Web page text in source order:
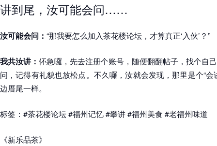
讲到尾，汝可能会问……
汝可能会问： “那我要怎么加入茶花楼论坛，才算真正‘入伙’？”
我共汝讲： 伓急囉，先去注册个账号，随便翻翻帖子，找个自
问，记得有礼貌也放松点。不久囉，汝就会发现，那里是个“
边厝尾一样。
标签：#茶花楼论坛 #福州记忆 #攀讲 #福州美食 #老福州味道
《新乐品茶》